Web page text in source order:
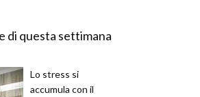
di questa settimana
Lo stress si
accumula con il